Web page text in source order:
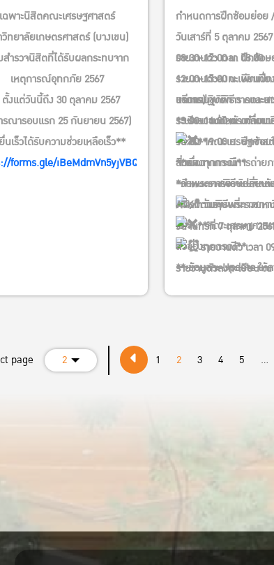
ฉพาะนิสิตคณะเศรษฐศาสตร์
ทยาลัยเกษตรศาสตร์ (บางเขน)
ำรวจนิสิตที่ได้รับผลกระทบจาก
เหตุการณ์อุทกภัย 2567
งแต่วันนี้ถึง 30 ตุลาคม 2567
ณารอบแรก 25 กันยายน 2567)
เร็วได้รับความช่วยเหลือเร็ว**
forms.gle/iBeMdmVn5yjVBQnA6
กำหนดการฝึกซ้อมย่อย
วันเสาร์ที่ 5 ตุลาคม 2567
รายงานตัว เวลา 08.00
รายงานตัวลงทะเบียน
อาคารปฏิบัติการ คณะเ
** รายงานตัวตรงตามเ
08:30-12:00 น. ฝึกซ้อ
12:00-13:00 น. พักเที่ย
บริการ)
13:00-14:00 น. เคลื่อน
15:00-19:00 น. ฝึกซ้อ
จักรฯ
*กำหนดการอาจเปลี่ยน
พร้อมต่างๆ
แต่งกายชุดพิธีการและ
ระเบียบ แต่งหน้า ทำผม
วันจริง
**เนื่องจากจะมีการถ่า
**คณะเศรษฐศาส
สิ่งของทุกกรณี**
วันพิธีพระราชท
วันจันทร์ที่ 7 ตุลาคม
รายงานตัว เวลา
รายงานตัวลงทะเบียน
*วันพระราชพิธีบัณฑิตต้
ATK ตามระบบที่ทางมห
ไว้* **คณะเศรษฐศาส
สิ่งของทุกกรณี**
ฝึกซ้อม
https://
** ข้อมูลจะ Update ให้
page 2 1 2 3 4 5 ...